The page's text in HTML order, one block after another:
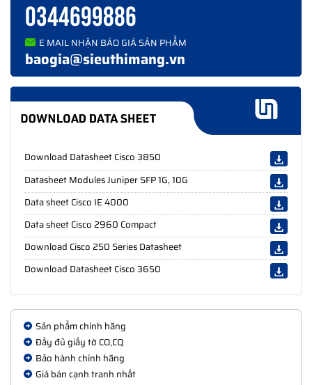
chuyển đổi công suất
cổng
Xếp chồng băng thông
480 Gb / giây
Tổng số địa chỉ MAC
32
Tổng số tuyến IPv4
đã học)
32,000 (24,000 đường bay
trực tiếp và 8000 đường
bay gián tiếp)
IPv4
32
Các mục định tuyến
IPv6
16
Quy mô định tuyến đa
hướng
Các mục thang đo QoS
5120
Mục nhập thang đo ACL
5120
Bộ đệm gói cho mỗi
SKU
Bộ đệm 32 MB cho 24 cổng
Multigigabit
Mục FNF
DRAM
0344699886
E MAIL NHẬN BÁO GIÁ SẢN PHẨM
baogia@sieuthimang.vn
Download Datasheet Cisco 3850
Datasheet Modules Juniper SFP 1G, 10G
Data sheet Cisco IE 4000
Data sheet Cisco 2960 Compact
Download Cisco 250 Series Datasheet
Download Datasheet Cisco 3650
Sản phẩm chính hãng
Đầy đủ giấy tờ CO,CQ
Bảo hành chính hãng
Giá bán cạnh tranh nhất